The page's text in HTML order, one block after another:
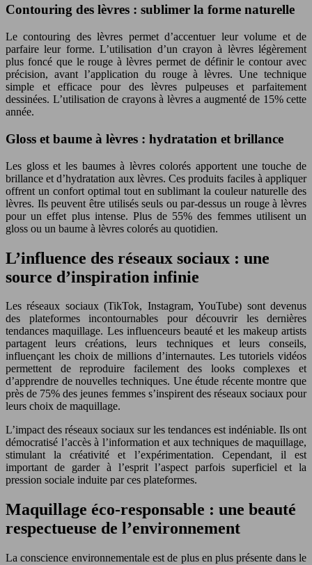
Contouring des lèvres : sublimer la forme naturelle
Le contouring des lèvres permet d’accentuer leur volume et de
parfaire leur forme. L’utilisation d’un crayon à lèvres légèrement
plus foncé que le rouge à lèvres permet de définir le contour avec
précision, avant l’application du rouge à lèvres. Une technique
simple et efficace pour des lèvres pulpeuses et parfaitement
dessinées. L’utilisation de crayons à lèvres a augmenté de 15% cette
année.
Gloss et baume à lèvres : hydratation et brillance
Les gloss et les baumes à lèvres colorés apportent une touche de
brillance et d’hydratation aux lèvres. Ces produits faciles à appliquer
offrent un confort optimal tout en sublimant la couleur naturelle des
lèvres. Ils peuvent être utilisés seuls ou par-dessus un rouge à lèvres
pour un effet plus intense. Plus de 55% des femmes utilisent un
gloss ou un baume à lèvres colorés au quotidien.
L’influence des réseaux sociaux : une
source d’inspiration infinie
Les réseaux sociaux (TikTok, Instagram, YouTube) sont devenus
des plateformes incontournables pour découvrir les dernières
tendances maquillage. Les influenceurs beauté et les makeup artists
partagent leurs créations, leurs techniques et leurs conseils,
influençant les choix de millions d’internautes. Les tutoriels vidéos
permettent de reproduire facilement des looks complexes et
d’apprendre de nouvelles techniques. Une étude récente montre que
près de 75% des jeunes femmes s’inspirent des réseaux sociaux pour
leurs choix de maquillage.
L’impact des réseaux sociaux sur les tendances est indéniable. Ils ont
démocratisé l’accès à l’information et aux techniques de maquillage,
stimulant la créativité et l’expérimentation. Cependant, il est
important de garder à l’esprit l’aspect parfois superficiel et la
pression sociale induite par ces plateformes.
Maquillage éco-responsable : une beauté
respectueuse de l’environnement
La conscience environnementale est de plus en plus présente dans le